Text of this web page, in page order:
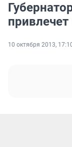
10 октября 2013,